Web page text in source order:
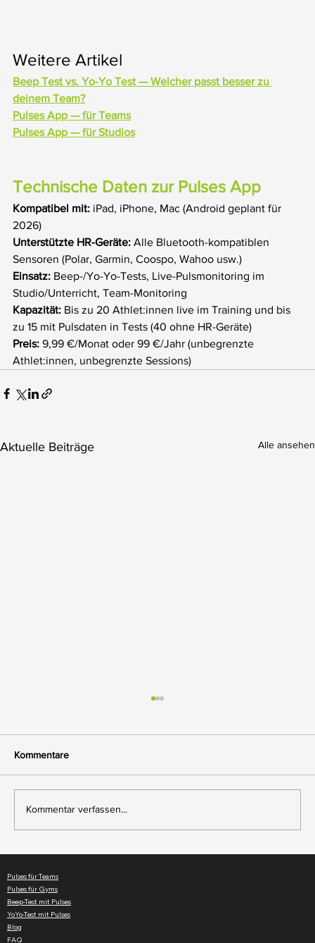
Weitere Artikel
Beep Test vs. Yo-Yo Test — Welcher passt besser zu
deinem Team?
Pulses App — für Teams
Pulses App — für Studios
Technische Daten zur Pulses App
Kompatibel mit: iPad, iPhone, Mac (Android geplant für
2026)
Unterstützte HR-Geräte: Alle Bluetooth-kompatiblen
Sensoren (Polar, Garmin, Coospo, Wahoo usw.)
Einsatz: Beep-/Yo-Yo-Tests, Live-Pulsmonitoring im
Studio/Unterricht, Team-Monitoring
Kapazität: Bis zu 20 Athlet:innen live im Training und bis
zu 15 mit Pulsdaten in Tests (40 ohne HR-Geräte)
Preis: 9,99 €/Monat oder 99 €/Jahr (unbegrenzte
Athlet:innen, unbegrenzte Sessions)
Aktuelle Beiträge Alle ansehen
Live-Herzfrequenz & VO₂max verfolgen
Kommentare
Kommentar verfassen...
Pulses für Teams
Pulses für Gyms
Beep-Test mit Pulses
YoYo-Test mit Pulses
Blog
FAQ